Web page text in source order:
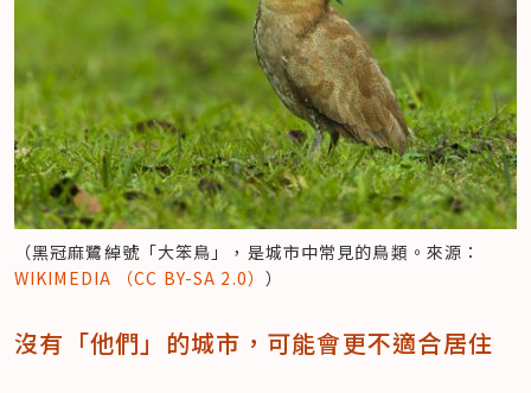
（黑冠麻鷺綽號「大笨鳥」，是城市中常見的鳥類。來源：
WIKIMEDIA （CC BY-SA 2.0） ）
沒有「他們」的城市，可能會更不適合居住